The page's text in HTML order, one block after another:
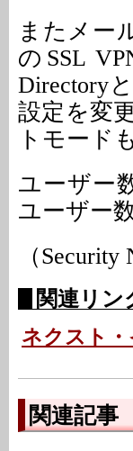
またメー
のSSL
Directory
設定を変
トモード
ユーザー
ユーザー
（
関連リン
ネクスト・
関連記事